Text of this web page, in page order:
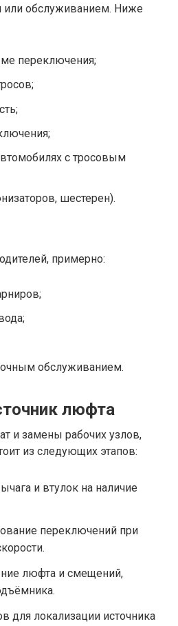
или обслуживанием. Ниже
переключения;
с тросовым
шестерен).
примерно:
обслуживанием.
люфта
и замены рабочих узлов,
из следующих этапов:
и втулок на наличие
переключений при
люфта и смещений,
для локализации источника